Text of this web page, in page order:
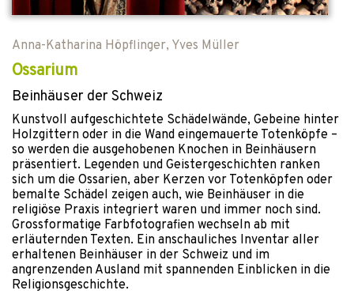
Anna-Katharina Höpflinger, Yves Müller
Ossarium
Beinhäuser der Schweiz
Kunstvoll aufgeschichtete Schädelwände, Gebeine hinter
Holzgittern oder in die Wand eingemauerte Totenköpfe –
so werden die ausgehobenen Knochen in Beinhäusern
präsentiert. Legenden und Geistergeschichten ranken
sich um die Ossarien, aber Kerzen vor Totenköpfen oder
bemalte Schädel zeigen auch, wie Beinhäuser in die
religiöse Praxis integriert waren und immer noch sind.
Grossformatige Farbfotografien wechseln ab mit
erläuternden Texten. Ein anschauliches Inventar aller
erhaltenen Beinhäuser in der Schweiz und im
angrenzenden Ausland mit spannenden Einblicken in die
Religionsgeschichte.